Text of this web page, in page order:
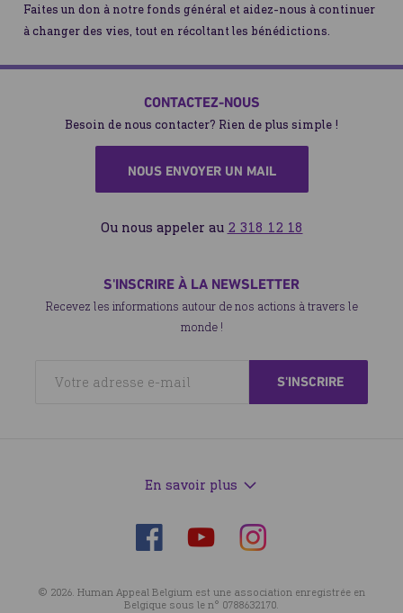
Faites un don à notre fonds général et aidez-nous à continuer
à changer des vies, tout en récoltant les bénédictions.
CONTACTEZ-NOUS
Besoin de nous contacter? Rien de plus simple !
NOUS ENVOYER UN MAIL
Ou nous appeler au 2 318 12 18
S'INSCRIRE À LA NEWSLETTER
Recevez les informations autour de nos actions à travers le
monde !
En savoir plus
Suivez-
nous
Facebook
Suivez-
YouTube
Suivez-
nous
Instagram
© 2026. Human Appeal Belgium est une association enregistrée en
Belgique sous le n° 0788632170.